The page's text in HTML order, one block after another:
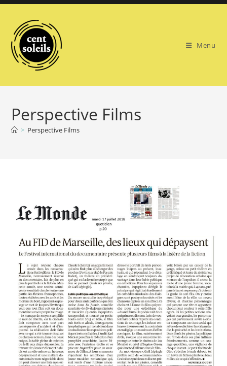
Skip
content
Menu
Perspective Films
> Perspective Films